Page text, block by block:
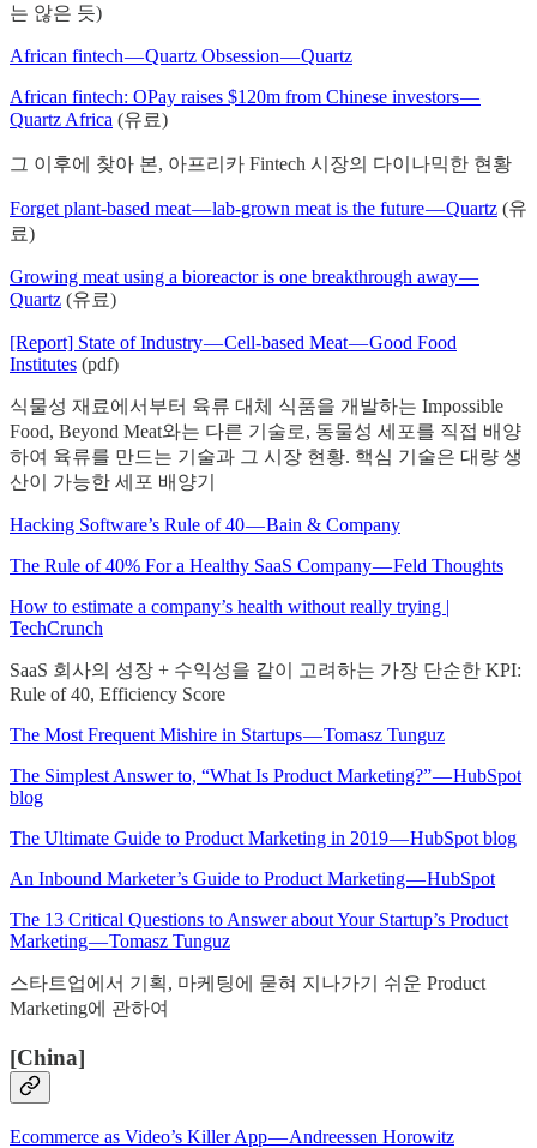
는 않은 듯)
African fintech — Quartz Obsession — Quartz
African fintech: OPay raises $120m from Chinese investors —
Quartz Africa (유료)
그 이후에 찾아 본, 아프리카 Fintech 시장의 다이나믹한 현황
Forget plant-based meat — lab-grown meat is the future — Quartz (유
료)
Growing meat using a bioreactor is one breakthrough away —
Quartz (유료)
[Report] State of Industry — Cell-based Meat — Good Food
Institutes (pdf)
식물성 재료에서부터 육류 대체 식품을 개발하는 Impossible
Food, Beyond Meat와는 다른 기술로, 동물성 세포를 직접 배양
하여 육류를 만드는 기술과 그 시장 현황. 핵심 기술은 대량 생
산이 가능한 세포 배양기
Hacking Software’s Rule of 40 — Bain & Company
The Rule of 40% For a Healthy SaaS Company — Feld Thoughts
How to estimate a company’s health without really trying |
TechCrunch
SaaS 회사의 성장 + 수익성을 같이 고려하는 가장 단순한 KPI:
Rule of 40, Efficiency Score
The Most Frequent Mishire in Startups — Tomasz Tunguz
The Simplest Answer to, “What Is Product Marketing?” — HubSpot
blog
The Ultimate Guide to Product Marketing in 2019 — HubSpot blog
An Inbound Marketer’s Guide to Product Marketing — HubSpot
The 13 Critical Questions to Answer about Your Startup’s Product
Marketing — Tomasz Tunguz
스타트업에서 기획, 마케팅에 묻혀 지나가기 쉬운 Product
Marketing에 관하여
[China]
Ecommerce as Video’s Killer App — Andreessen Horowitz